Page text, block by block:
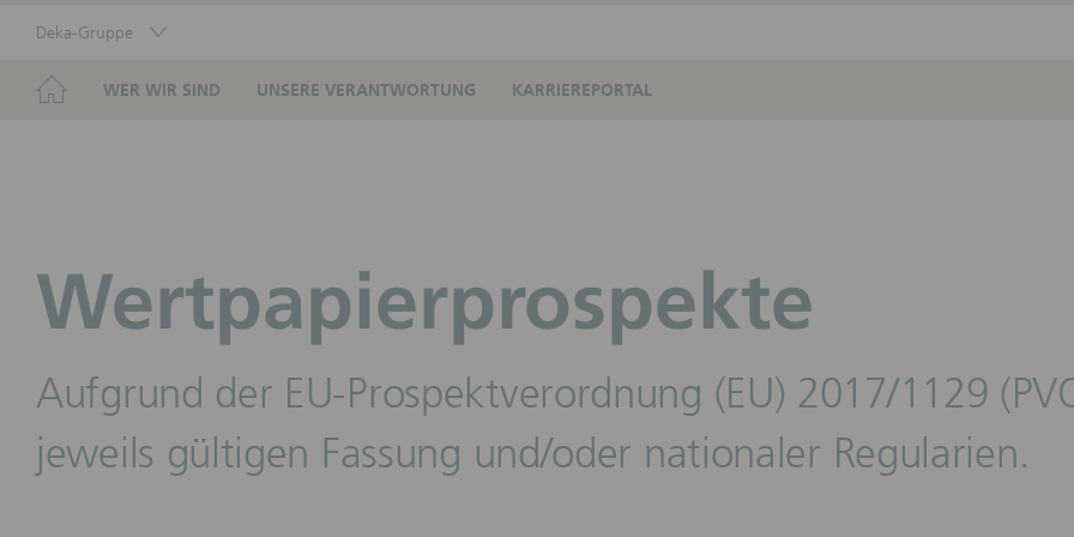
Portal
Deka-Gruppe
HOME
WER WIR SIND UNSERE VERANTWORTUNG KARRIEREPORTAL
Wertpapierprospekte
Aufgrund der EU-Prospektverordnung (EU) 2017/1129
jeweils gültigen Fassung und/oder nationaler Regularien.